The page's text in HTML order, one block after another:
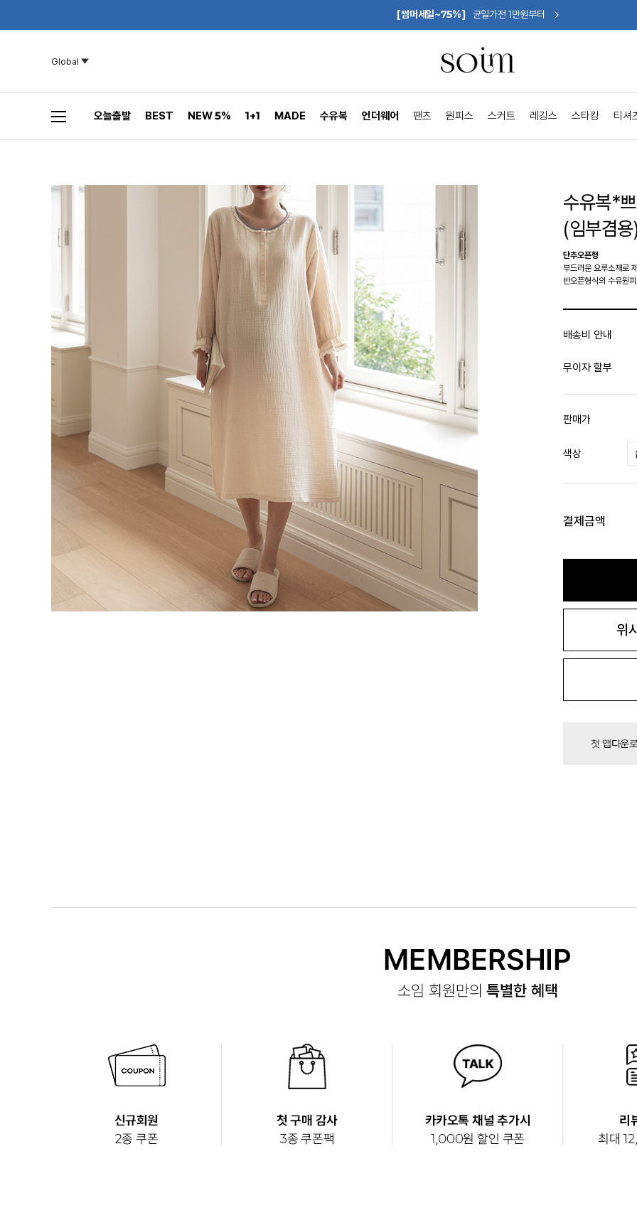
[썸머세일~75%] 균일가전 1만원부터
Global
오늘출발 BEST NEW 5% 1+1 MADE 수유복 언더웨어 팬츠 원피스 스커트 레깅스 스타킹 티셔
수유복*
(임부겸
단추오픈형
부드러운 요루소재로
반오픈형식의 수유원
배송비 안내
무이자 할부
판매가
색상
결제금액
위